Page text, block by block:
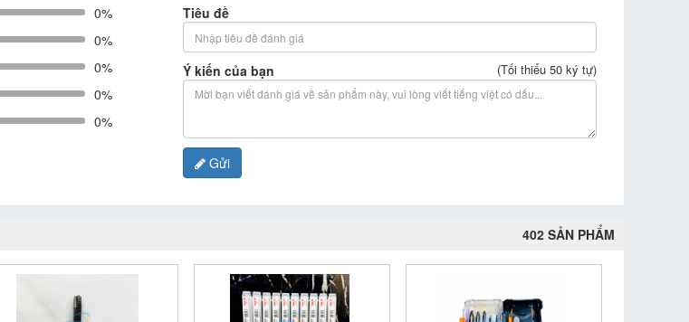
0%
0%
0%
0%
0%
Tiêu đề
Ý kiến của bạn (Tối thiểu 50 ký tự)
Gửi
402 SẢN PHẨM